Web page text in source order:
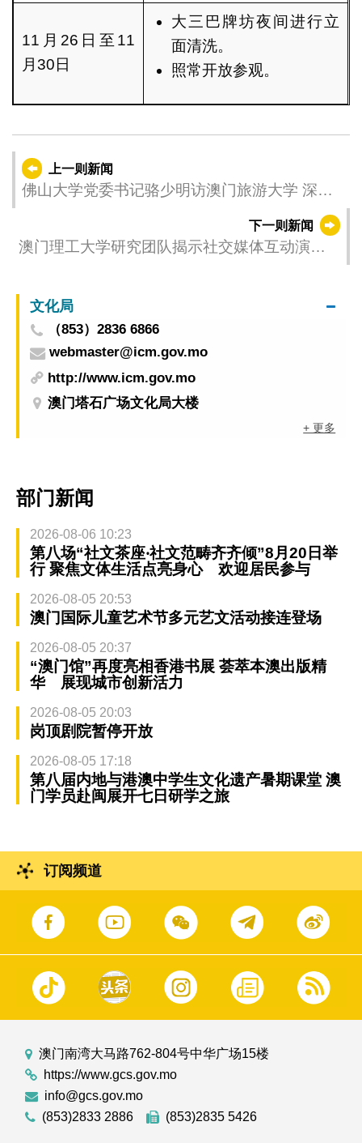
11月26日至11
月30日
大三巴牌坊夜间进行立
面清洗。
照常开放参观。
上一则新闻
佛山大学党委书记骆少明访澳门旅游大学 深化
下一则新闻
澳门理工大学研究团队揭示社交媒体互动演化
文化局
（853）2836 6866
webmaster@icm.gov.mo
http://www.icm.gov.mo
澳门塔石广场文化局大楼
+ 更多
部门新闻
2026-08-06 10:23
第八场“社文茶座‧社文范畴齐齐倾”8月20日举
行 聚焦文体生活点亮身心 欢迎居民参与
2026-08-05 20:53
澳门国际儿童艺术节多元艺文活动接连登场
2026-08-05 20:37
“澳门馆”再度亮相香港书展 荟萃本澳出版精
华 展现城市创新活力
2026-08-05 20:03
岗顶剧院暂停开放
2026-08-05 17:18
第八届内地与港澳中学生文化遗产暑期课堂 澳
门学员赴闽展开七日研学之旅
订阅频道
澳门南湾大马路762-804号中华广场15楼
https://www.gcs.gov.mo
info@gcs.gov.mo
(853)2833 2886
(853)2835 5426